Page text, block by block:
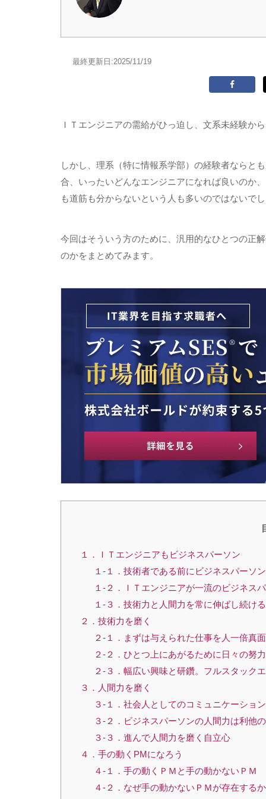
最終更新日:2025/11/19
ＩＴエンジニアの需給がひっ迫し、文系未経験か
しかし、理系（特に情報系学部）の経験者ならと
合、いったいどんなエンジニアになれば良いのか
も道筋も分からないという人も多いのではないで
今回はそういう方のために、汎用的なひとつの正
のかをまとめてみます。
１．ＩＴエンジニアもビジネスパーソン
１-１．技術者である前にビジネスパーソ
１-２．ＩＴエンジニアが一流のビジネス
１-３．技術力と人間力を常に伸ばし続け
２．技術力を磨く
２-１．まずは与えられた仕事を人一倍真
２-２．ひとつ上にあがるために日々の努
２-３．幅広い興味と研鑽。フルスタック
３．人間力を磨く
３-１．社会人としてのコミュニケーション
３-２．ビジネスパーソンの人間力は利他
３-３．進んで人間力を磨く自立心
４．手の動くPMになろう
４-１．手の動くＰＭと手の動かないＰＭ
４-２．なぜ手の動かないＰＭが存在するか